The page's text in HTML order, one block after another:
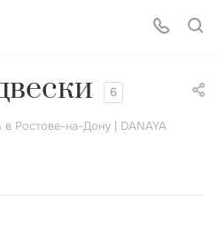
6
Ростове-на-Дону | DANAYA